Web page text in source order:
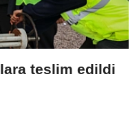
teslim edildi